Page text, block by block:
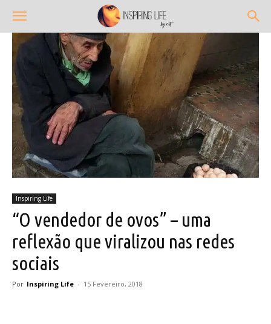
Inspiring Life
“O vendedor de ovos” – uma
reflexão que viralizou nas redes
sociais
Por Inspiring Life - 15 Fevereiro, 2018